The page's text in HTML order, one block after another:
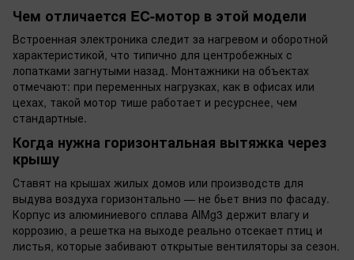
Чем отличается EC-мотор в этой модели
Встроенная электроника следит за нагревом и оборотной
характеристикой, что типично для центробежных с
лопатками загнутыми назад. Монтажники на объектах
отмечают: при переменных нагрузках, как в офисах или
цехах, такой мотор тише работает и ресурснее, чем
стандартные.
Когда нужна горизонтальная вытяжка через
крышу
Ставят на крышах жилых домов или производств для
выдува воздуха горизонтально — не бьет вниз по фасаду.
Корпус из алюминиевого сплава AlMg3 держит влагу и
коррозию, а решетка на выходе реально отсекает птиц и
листья, которые забивают открытые вентиляторы за сезон.